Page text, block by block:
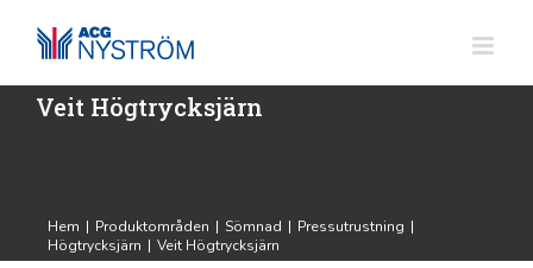
innehållet
Veit Högtrycksjärn
Hem | Produktområden | Sömnad | Pressutrustning |
Högtrycksjärn | Veit Högtrycksjärn